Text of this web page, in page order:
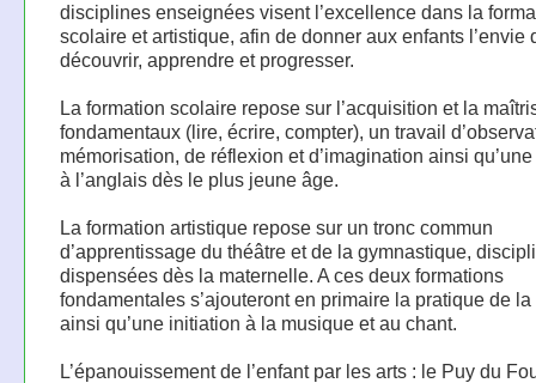
disciplines enseignées visent l’excellence dans la
scolaire et artistique, afin de donner aux enfants l’envie
découvrir, apprendre et progresser.
La formation scolaire repose sur l’acquisition et la
fondamentaux (lire, écrire, compter), un travail
mémorisation, de réflexion et d’imagination ainsi
à l’anglais dès le plus jeune âge.
La formation artistique repose sur un tronc commun
d’apprentissage du théâtre et de la gymnastique,
dispensées dès la maternelle. A ces deux formations
fondamentales s’ajouteront en primaire la pratique de
ainsi qu’une initiation à la musique et au chant.
L’épanouissement de l’enfant par les arts : le Puy du